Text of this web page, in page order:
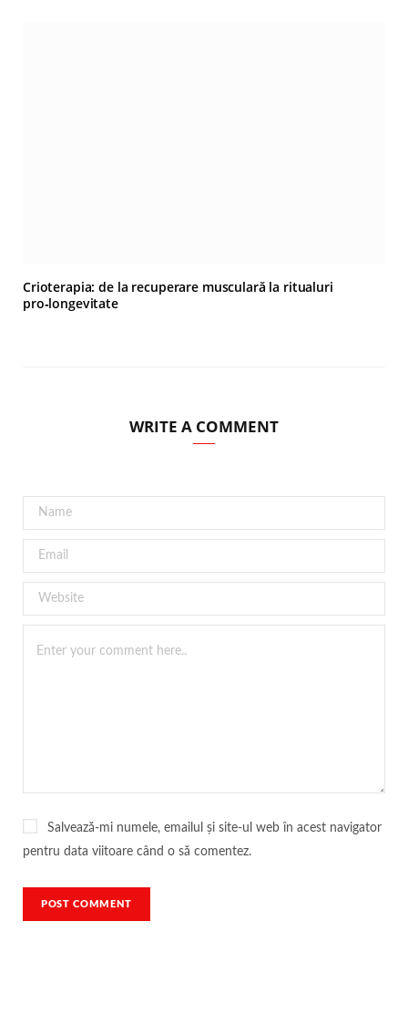
Crioterapia: de la recuperare musculară la ritualuri
pro‑longevitate
WRITE A COMMENT
Salvează-mi numele, emailul și site-ul web în acest navigator
pentru data viitoare când o să comentez.